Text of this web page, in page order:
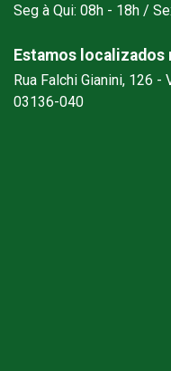
Seg à Qui: 08h - 18h /
Estamos localizados
Rua Falchi Gianini, 126
03136-040